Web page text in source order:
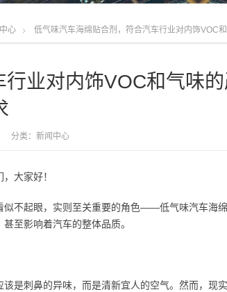
心 低气味汽车海绵贴合剂，符合汽车行业对内饰VOC
业对内饰VOC和气味
分类： 新闻中心
大家好！
似不起眼，实则至关重要的角色——低气味汽车海
至影响着汽车的整体品质。
是刺鼻的异味，而是清新宜人的空气。然而，现